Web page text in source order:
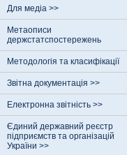
Для медіа >>
Метаописи
держстатспостережень
Методологія та класифікації
Звітна документація >>
Електронна звітність >>
Єдиний державний реєстр
пiдприємств та органiзацiй
України >>